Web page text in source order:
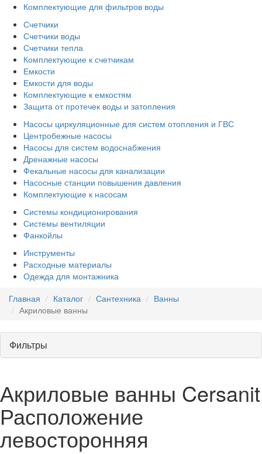
Комплектующие для фильтров воды
Счетчики
Счетчики воды
Счетчики тепла
Комплектующие к счетчикам
Емкости
Емкости для воды
Комплектующие к емкостям
Защита от протечек воды и затопления
Насосы циркуляционные для систем отопления и ГВС
Центробежные насосы
Насосы для систем водоснабжения
Дренажные насосы
Фекальные насосы для канализации
Насосные станции повышения давления
Комплектующие к насосам
Системы кондиционирования
Системы вентиляции
Фанкойлы
Инструменты
Расходные материалы
Одежда для монтажника
Главная
Каталог Сантехника
Ванны
Акриловые ванны
Фильтры
Акриловые ванны Cersanit
Расположение
левосторонняя